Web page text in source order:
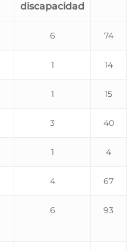
discapacidad
6 74
1 14
1 15
3 40
1 4
4 67
6 93